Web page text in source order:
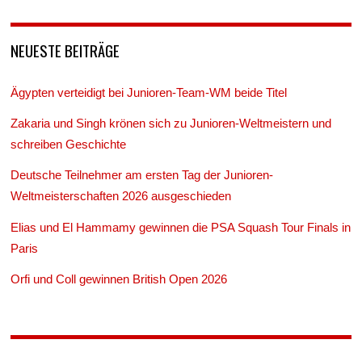
NEUESTE BEITRÄGE
Ägypten verteidigt bei Junioren-Team-WM beide Titel
Zakaria und Singh krönen sich zu Junioren-Weltmeistern und
schreiben Geschichte
Deutsche Teilnehmer am ersten Tag der Junioren-
Weltmeisterschaften 2026 ausgeschieden
Elias und El Hammamy gewinnen die PSA Squash Tour Finals in
Paris
Orfi und Coll gewinnen British Open 2026